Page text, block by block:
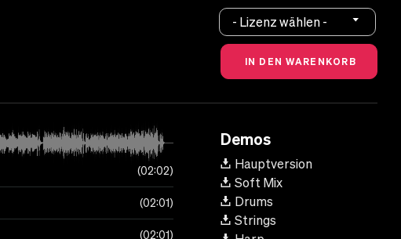
- Lizenz wählen -
02:02
02:01
02:01
Demos
Hauptversion
Soft Mix
Drums
Strings